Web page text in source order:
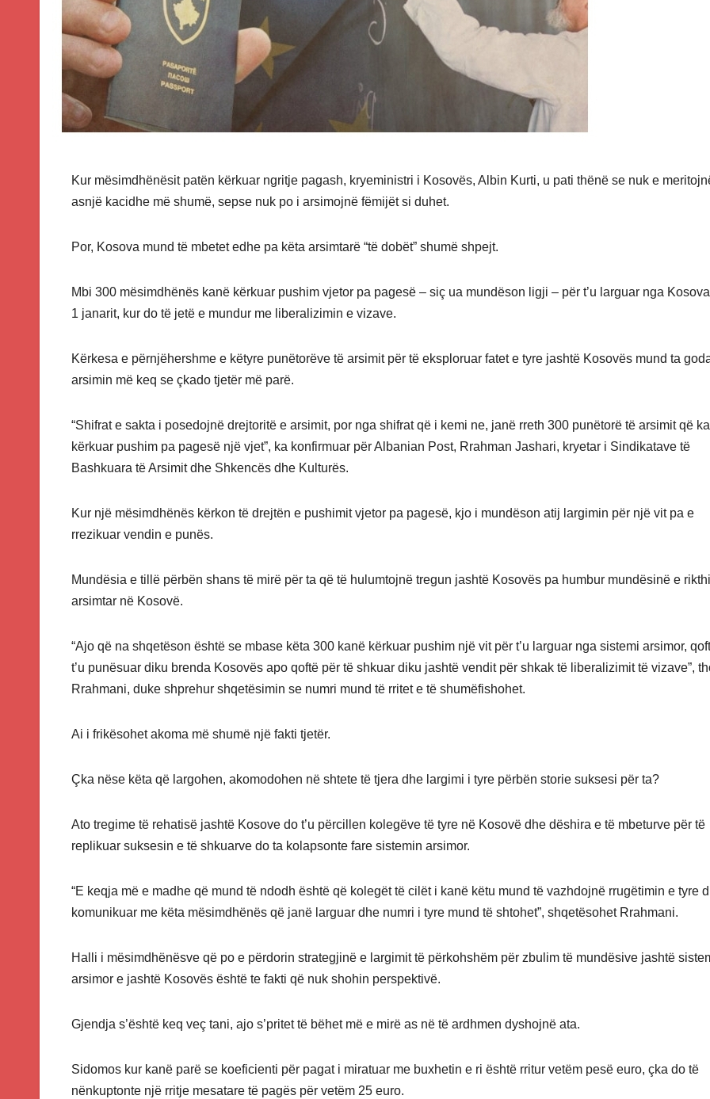
Kur mësimdhënësit patën kërkuar ngritje pagash, kryeministri i Kosovës, Albin Kurti, u pati thënë se nuk e
asnjë kacidhe më shumë, sepse nuk po i arsimojnë fëmijët si duhet.
Por, Kosova mund të mbetet edhe pa këta arsimtarë “të dobët” shumë shpejt.
Mbi 300 mësimdhënës kanë kërkuar pushim vjetor pa pagesë – siç ua mundëson ligji – për t’u larguar nga
1 janarit, kur do të jetë e mundur me liberalizimin e vizave.
Kërkesa e përnjëhershme e këtyre punëtorëve të arsimit për të eksploruar fatet e tyre jashtë Kosovës mund ta
arsimin më keq se çkado tjetër më parë.
“Shifrat e sakta i posedojnë drejtoritë e arsimit, por nga shifrat që i kemi ne, janë rreth 300 punëtorë të arsimit që
kërkuar pushim pa pagesë një vjet”, ka konfirmuar për Albanian Post, Rrahman Jashari, kryetar i Sindikatave të
Bashkuara të Arsimit dhe Shkencës dhe Kulturës.
Kur një mësimdhënës kërkon të drejtën e pushimit vjetor pa pagesë, kjo i mundëson atij largimin për një vit pa e
rrezikuar vendin e punës.
Mundësia e tillë përbën shans të mirë për ta që të hulumtojnë tregun jashtë Kosovës pa humbur mundësinë e
arsimtar në Kosovë.
“Ajo që na shqetëson është se mbase këta 300 kanë kërkuar pushim një vit për t’u larguar nga sistemi arsimor,
t’u punësuar diku brenda Kosovës apo qoftë për të shkuar diku jashtë vendit për shkak të liberalizimit të vizave”,
Rrahmani, duke shprehur shqetësimin se numri mund të rritet e të shumëfishohet.
Ai i frikësohet akoma më shumë një fakti tjetër.
Çka nëse këta që largohen, akomodohen në shtete të tjera dhe largimi i tyre përbën storie suksesi për ta?
Ato tregime të rehatisë jashtë Kosove do t’u përcillen kolegëve të tyre në Kosovë dhe dëshira e të mbeturve për të
replikuar suksesin e të shkuarve do ta kolapsonte fare sistemin arsimor.
“E keqja më e madhe që mund të ndodh është që kolegët të cilët i kanë këtu mund të vazhdojnë rrugëtimin e tyre
komunikuar me këta mësimdhënës që janë larguar dhe numri i tyre mund të shtohet”, shqetësohet Rrahmani.
Halli i mësimdhënësve që po e përdorin strategjinë e largimit të përkohshëm për zbulim të mundësive jashtë
arsimor e jashtë Kosovës është te fakti që nuk shohin perspektivë.
Gjendja s’është keq veç tani, ajo s’pritet të bëhet më e mirë as në të ardhmen dyshojnë ata.
Sidomos kur kanë parë se koeficienti për pagat i miratuar me buxhetin e ri është rritur vetëm pesë euro, çka do të
nënkuptonte një rritje mesatare të pagës për vetëm 25 euro.